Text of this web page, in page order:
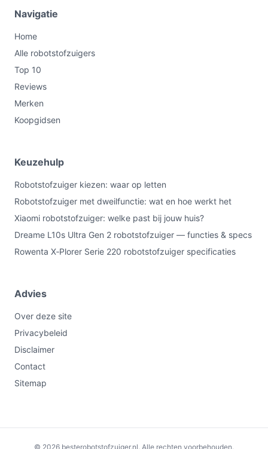
Navigatie
Home
Alle robotstofzuigers
Top 10
Reviews
Merken
Koopgidsen
Keuzehulp
Robotstofzuiger kiezen: waar op letten
Robotstofzuiger met dweilfunctie: wat en hoe werkt het
Xiaomi robotstofzuiger: welke past bij jouw huis?
Dreame L10s Ultra Gen 2 robotstofzuiger — functies & specs
Rowenta X‑Plorer Serie 220 robotstofzuiger specificaties
Advies
Over deze site
Privacybeleid
Disclaimer
Contact
Sitemap
© 2026 besterobotstofzuiger.nl. Alle rechten voorbehouden.